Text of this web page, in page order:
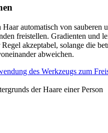
automatisch von sauberen
freistellen. Gradienten und
akzeptabel, solange die
abweichen.
des Werkzeugs zum